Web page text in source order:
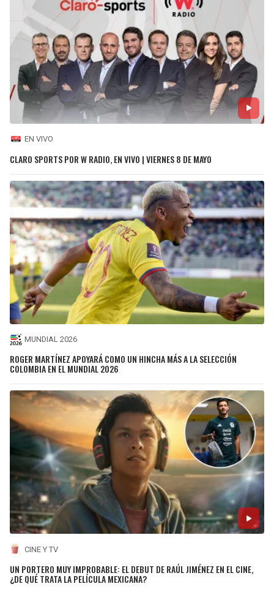
EN VIVO
CLARO SPORTS POR W RADIO, EN VIVO | VIERNES 8 DE MAYO
MUNDIAL 2026
ROGER MARTÍNEZ APOYARÁ COMO UN HINCHA MÁS A LA SELECCIÓN
COLOMBIA EN EL MUNDIAL 2026
CINE Y TV
UN PORTERO MUY IMPROBABLE: EL DEBUT DE RAÚL JIMÉNEZ EN EL CINE,
¿DE QUÉ TRATA LA PELÍCULA MEXICANA?